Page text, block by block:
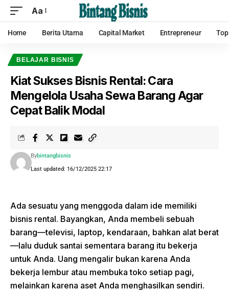
Aa
Home Berita Utama Capital Market Entrepreneur
BELAJAR BISNIS
Kiat Sukses Bisnis Rental: Cara
Mengelola Usaha Sewa Barang Agar
Cepat Balik Modal
Last updated: 16/12/2025 22:17
Bybintangbisnis
Ada sesuatu yang menggoda dalam ide memiliki
bisnis rental. Bayangkan, Anda membeli sebuah
barang—televisi, laptop, kendaraan, bahkan alat berat
—lalu duduk santai sementara barang itu bekerja
untuk Anda. Uang mengalir bukan karena Anda
bekerja lembur atau membuka toko setiap pagi,
melainkan karena aset Anda menghasilkan sendiri.